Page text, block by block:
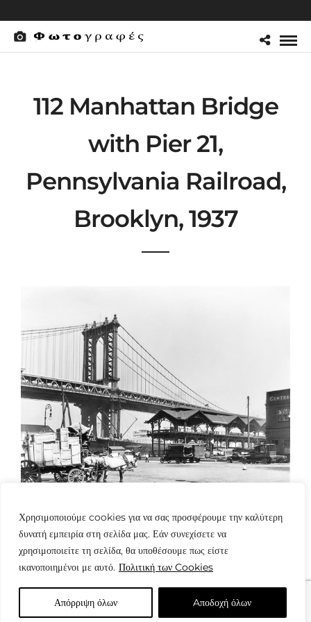
Χρησιμοποιούμε cookies για να σας προσφέρουμε την καλύτερη
δυνατή εμπειρία στη σελίδα μας. Εάν συνεχίσετε να
χρησιμοποιείτε τη σελίδα, θα υποθέσουμε πως είστε
ικανοποιημένοι με αυτό. Πολιτική των Cookies
Απόρριψη όλων Aποδοχή όλων
112 Manhattan Bridge
with Pier 21,
Pennsylvania Railroad,
Brooklyn, 1937
© Copyright: www.fotografes.gr - Δαμιανός Μωραΐτης